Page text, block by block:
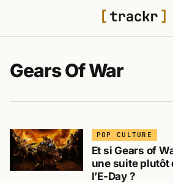
Gears Of War
POP CULTURE
Et si Gears of
une suite plutôt
l’E-Day ?